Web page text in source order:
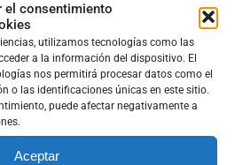
el consentimiento
utilizamos tecnologías como las
a la información del dispositivo. El
nos permitirá procesar datos como el
o las identificaciones únicas en este sitio.
puede afectar negativamente a
Aceptar